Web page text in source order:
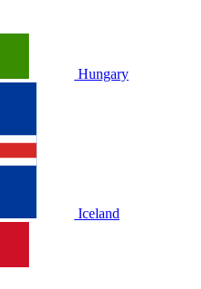
Hungary
Iceland